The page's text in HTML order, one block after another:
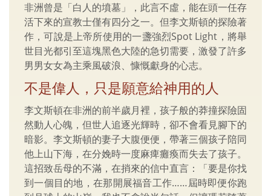
非洲曾是「白人的墳墓」，此言不虛，能在頭一任存
活下來的宣教士僅有四分之一。但李文斯頓的探險著
作，可說是上帝所使用的一盞強烈Spot Light，將舉
世目光都引至這塊黑色大陸的急切需要，激發了許多
男男女女為主乘風破浪、慷慨獻身的心志。
不是偉人，只是願意給神用的人
李文斯頓在非洲的前半歲月裡，孩子般的莽撞探險固
然動人心魄，但世人追逐光輝時，卻不會看見腳下的
暗影。李文斯頓的妻子大腹便便，帶著三個孩子陪同
他上山下海，在分娩時一度麻痺癱瘓而失去了孩子。
這招致岳母的不滿，在捎來的信中直言：「要是你找
到一個目的地，在那開展福音工作……屆時即便你跑